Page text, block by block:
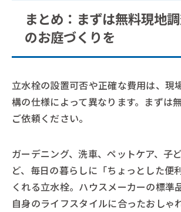
まとめ：まずは無料現地
のお庭づくりを
立水栓の設置可否や正確な費用は、現
構の仕様によって異なります。まずは
ご依頼ください。
ガーデニング、洗車、ペットケア、子
ど、毎日の暮らしに「ちょっとした便
くれる立水栓。ハウスメーカーの標準
自身のライフスタイルに合ったおしゃ